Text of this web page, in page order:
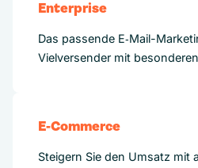
Enterprise
Das passende E‑Mail-
Vielversender mit
E-Commerce
Steigern Sie den Umsatz mit